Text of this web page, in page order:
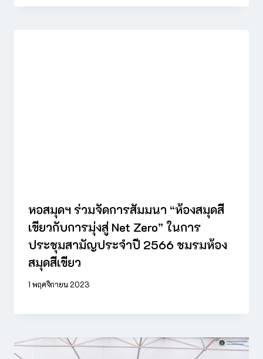
หอสมุดฯ ร่วมจัดการสัมมนา “ห้องสมุดสี
เขียวกับการมุ่งสู่ Net Zero” ในการ
ประชุมสามัญประจำปี 2566 ชมรมห้อง
สมุดสีเขียว
1 พฤศจิกายน 2023